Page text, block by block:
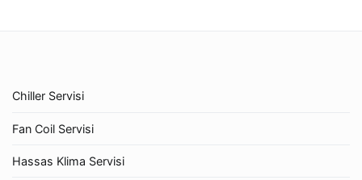
Chiller Servisi
Fan Coil Servisi
Hassas Klima Servisi